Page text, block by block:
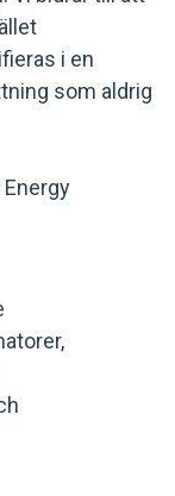
i en
som aldrig